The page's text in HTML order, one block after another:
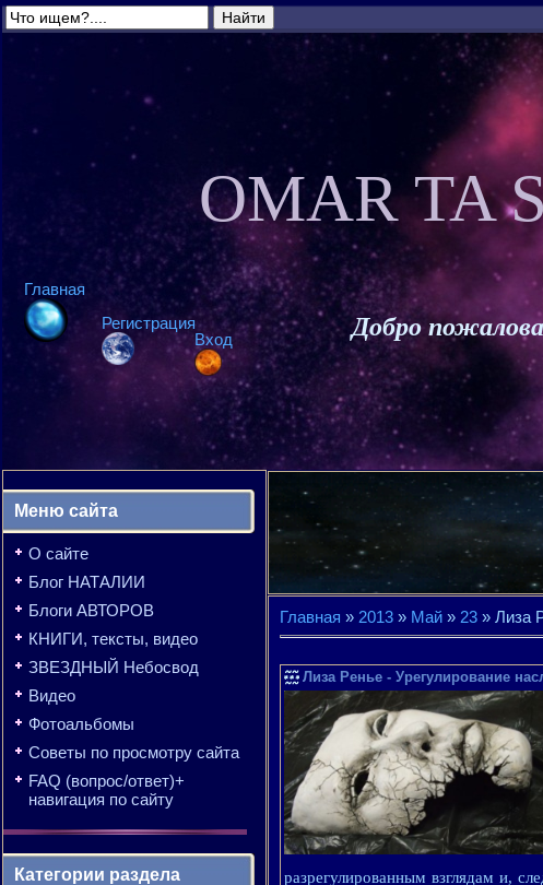
Главная
Регистрация
Вход
OMAR TA
Добро
Меню сайта
О сайте
Блог НАТАЛИИ
Блоги АВТОРОВ
КНИГИ, тексты, видео
ЗВЕЗДНЫЙ Небосвод
Видео
Фотоальбомы
Советы по просмотру сайта
FAQ (вопрос/ответ)+
навигация по сайту
Категории раздела
Главная » 2013 » Май » 23 » Лиза
Лиза Ренье - Урегулирование
разрегулированным взглядам и,